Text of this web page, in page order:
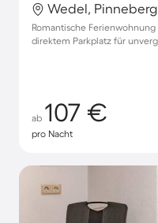
Wedel,
Romantische
direktem Parkplatz für
ab 107 €
pro Nacht